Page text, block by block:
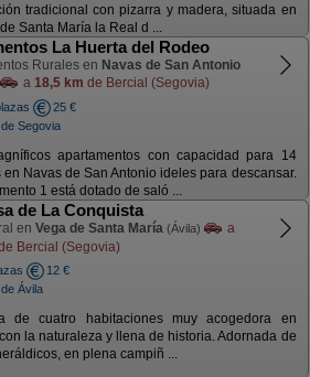
tradicional con pizarra y madera, situada en
Santa María la Real d ...
La Huerta del Rodeo
Rurales en Navas de San Antonio
a 18,5 km de Bercial (Segovia)
25 €
Segovia
apartamentos con capacidad para 14
en Navas de San Antonio ideles para descansar.
1 está dotado de saló ...
de La Conquista
en Vega de Santa María (Ávila)
a
Bercial (Segovia)
12 €
Ávila
de cuatro habitaciones muy acogedora en
la naturaleza y llena de historia. Adornada de
en plena campiñ ...